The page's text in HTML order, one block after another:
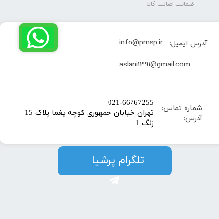
ضمانت اصالت کالا
شماره تماس:
آدرس:
​021-66767255
تهران خیابان جمهوری کوچه یغما پلاک 15
زنگ 1
آدرس ایمیل:
info@pmsp.ir
​aslani1391@gmail.com
​​​​تلگرام پرشیا